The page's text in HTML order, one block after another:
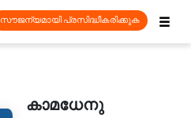
☰
സൗജന്യമായി പ്രസിദ്ധീകരിക്കുക
കാമധേനു